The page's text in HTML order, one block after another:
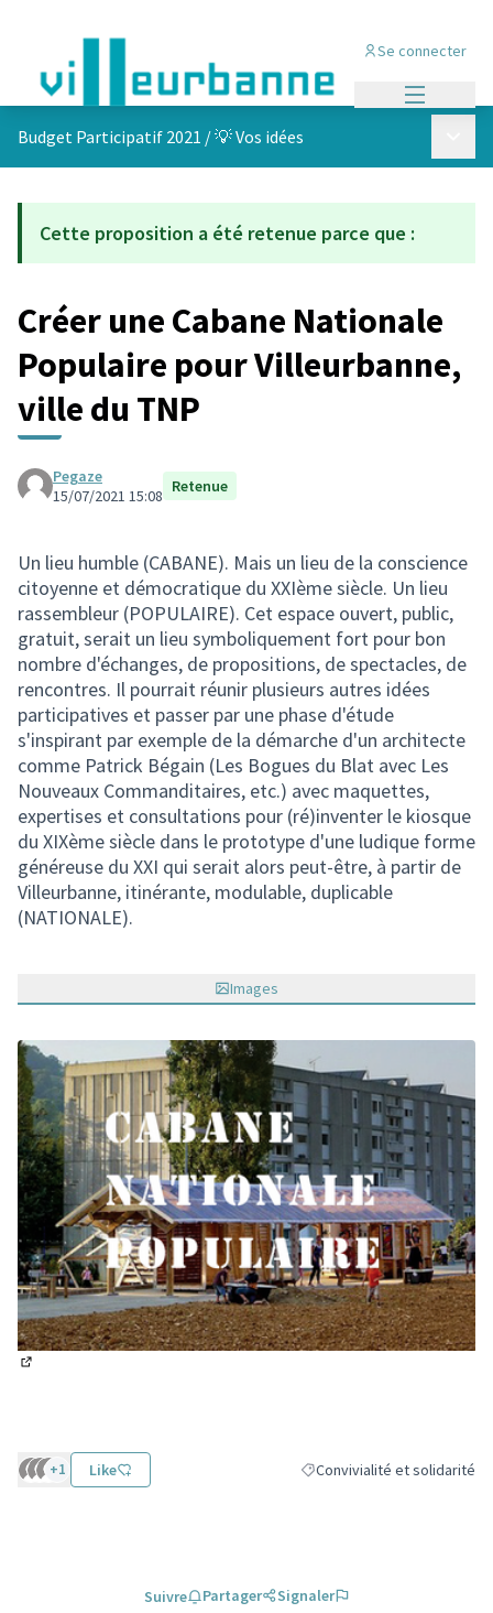
Se connecter
Budget Participatif 2021 /💡 Vos idées
Cette proposition a été retenue parce que :
Créer une Cabane Nationale
Populaire pour Villeurbanne,
ville du TNP
Pegaze
15/07/2021 15:08 Retenue
Un lieu humble (CABANE). Mais un lieu de la conscience
citoyenne et démocratique du XXIème siècle. Un lieu
rassembleur (POPULAIRE). Cet espace ouvert, public,
gratuit, serait un lieu symboliquement fort pour bon
nombre d'échanges, de propositions, de spectacles, de
rencontres. Il pourrait réunir plusieurs autres idées
participatives et passer par une phase d'étude
s'inspirant par exemple de la démarche d'un architecte
comme Patrick Bégain (Les Bogues du Blat avec Les
Nouveaux Commanditaires, etc.) avec maquettes,
expertises et consultations pour (ré)inventer le kiosque
du XIXème siècle dans le prototype d'une ludique forme
généreuse du XXI qui serait alors peut-être, à partir de
Villeurbanne, itinérante, modulable, duplicable
(NATIONALE).
Images
+1 Like Filtrer les résultats de la
Convivialité et solidarité
Suivre Partager Signaler